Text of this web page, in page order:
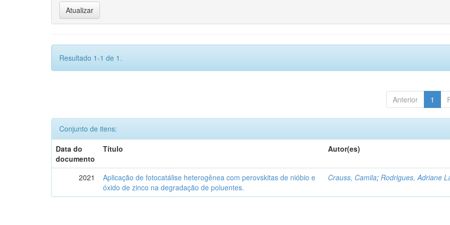
Resultado 1-1 de 1.
Anterior 1
Conjunto de itens:
Data do
documento
Título Autor(es)
2021
Aplicação de fotocatálise heterogênea com perovskitas de nióbio e
óxido de zinco na degradação de poluentes.
Crauss, Camila;Rodrigues, Adriane